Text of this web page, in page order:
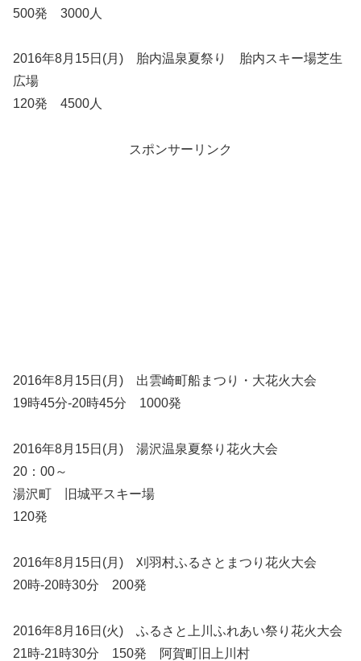
500発 3000人
2016年8月15日(月) 胎内温泉夏祭り 胎内スキー場芝生
広場
120発 4500人
スポンサーリンク
2016年8月15日(月) 出雲崎町船まつり・大花火大会
19時45分-20時45分 1000発
2016年8月15日(月) 湯沢温泉夏祭り花火大会
20：00～
湯沢町 旧城平スキー場
120発
2016年8月15日(月) 刈羽村ふるさとまつり花火大会
20時-20時30分 200発
2016年8月16日(火) ふるさと上川ふれあい祭り花火大会
21時-21時30分 150発 阿賀町旧上川村